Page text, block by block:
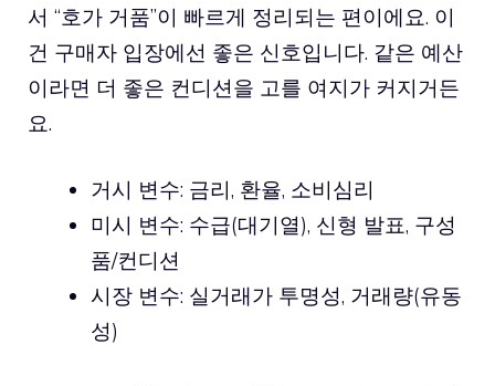
서 “호가 거품”이 빠르게 정리되는 편이에요. 이
건 구매자 입장에선 좋은 신호입니다. 같은 예산
이라면 더 좋은 컨디션을 고를 여지가 커지거든
요.
거시 변수: 금리, 환율, 소비심리
미시 변수: 수급(대기열), 신형 발표, 구성
품/컨디션
시장 변수: 실거래가 투명성, 거래량(유동
성)